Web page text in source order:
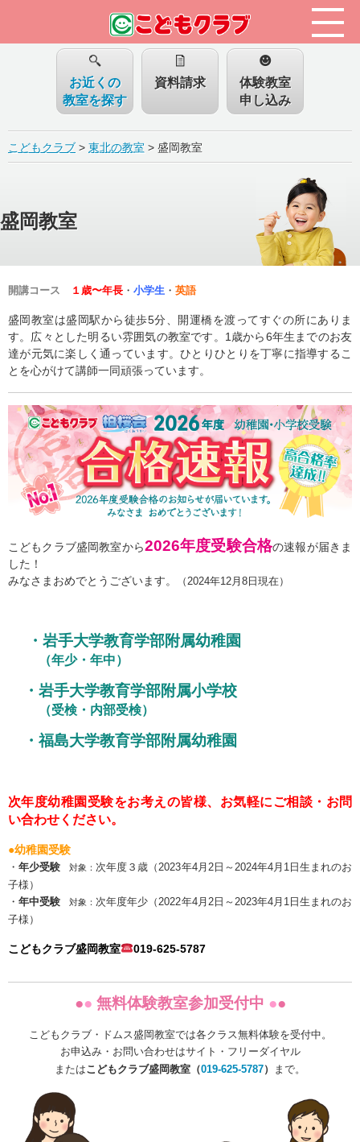
お近くの
教室を探す
資料請求
体験教室
申し込み
こどもクラブ> 東北の教室 > 盛岡教室
盛岡教室
開講コース １歳〜年長 ・ 小学生 ・ 英語
盛岡教室は盛岡駅から徒歩5分、開運橋を渡ってすぐの所にありま
す。広々とした明るい雰囲気の教室です。1歳から6年生までのお友
達が元気に楽しく通っています。ひとりひとりを丁寧に指導するこ
とを心がけて講師一同頑張っています。
こどもクラブ盛岡教室から2026年度受験合格の速報が届きま
した！
みなさまおめでとうございます。
（2024年12月8日現在）
・岩手大学教育学部附属幼稚園
（年少・年中）
・岩手大学教育学部附属小学校
（受検・内部受検）
・福島大学教育学部附属幼稚園
次年度幼稚園受験をお考えの皆様、 お気軽にご相談・お問
い合わせください。
●幼稚園受験
・年少受験 対象： 次年度３歳（2023年4月2日～2024年4月1日生まれのお
子様）
・年中受験 対象： 次年度年少（2022年4月2日～2023年4月1日生まれのお
子様）
こどもクラブ盛岡教室 019-625-5787
●● 無料体験教室参加受付中 ●●
こどもクラブ・ドムス盛岡教室では各クラス無料体験を受付中。
お申込み・お問い合わせはサイト・フリーダイヤル
またはこどもクラブ盛岡教室（019-625-5787） まで。